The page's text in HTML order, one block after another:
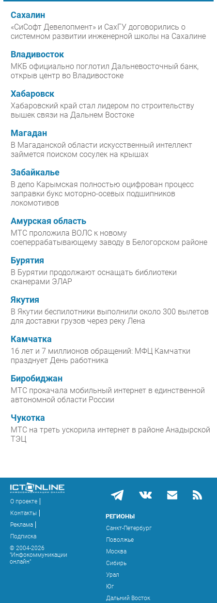
Сахалин
«СиСофт Девелопмент» и СахГУ договорились о
системном развитии инженерной школы на Сахалине
Владивосток
МКБ официально поглотил Дальневосточный банк,
открыв центр во Владивостоке
Хабаровск
Хабаровский край стал лидером по строительству
вышек связи на Дальнем Востоке
Магадан
В Магаданской области искусственный интеллект
займется поиском сосулек на крышах
Забайкалье
В депо Карымская полностью оцифрован процесс
заправки букс моторно-осевых подшипников
локомотивов
Амурская область
МТС проложила ВОЛС к новому
соеперрабатывающему заводу в Белогорском районе
Бурятия
В Бурятии продолжают оснащать библиотеки
сканерами ЭЛАР
Якутия
В Якутии беспилотники выполнили около 300 вылетов
для доставки грузов через реку Лена
Камчатка
16 лет и 7 миллионов обращений: МФЦ Камчатки
празднует День работника
Биробиджан
МТС прокачала мобильный интернет в единственной
автономной области России
Чукотка
МТС на треть ускорила интернет в районе Анадырской
ТЭЦ
О проекте
Контакты
Реклама
Подписка
© 2004-2026
"Инфокоммуникации
онлайн"
РЕГИОНЫ
Санкт-Петербург
Поволжье
Москва
Сибирь
Урал
Юг
Дальний Восток